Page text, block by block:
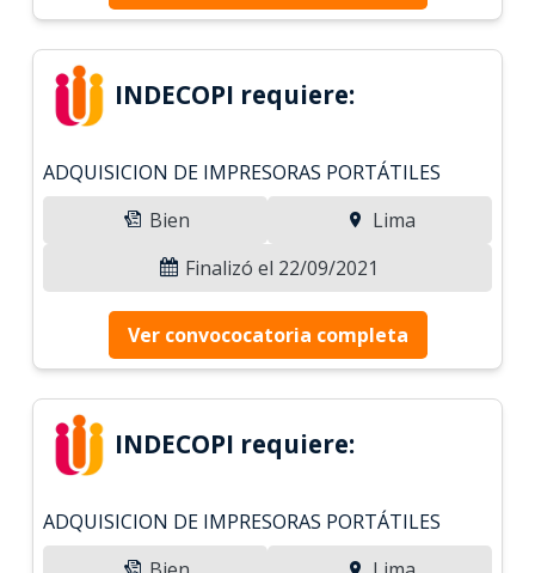
INDECOPI requiere:
ADQUISICION DE IMPRESORAS PORTÁTILES
Bien
Lima
Finalizó el 22/09/2021
Ver convococatoria completa
INDECOPI requiere:
ADQUISICION DE IMPRESORAS PORTÁTILES